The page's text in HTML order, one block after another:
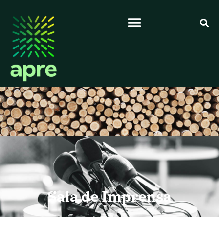
Sala de Imprensa